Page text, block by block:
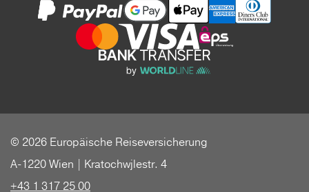
© 2026 Europäische Reiseversicherung
A-1220 Wien | Kratochwjlestr. 4
+43 1 317 25 00